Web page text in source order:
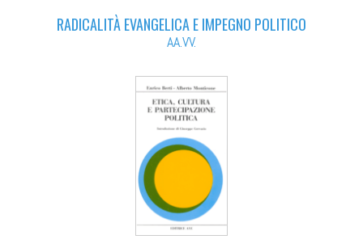
RADICALITÀ EVANGELICA E IMPEGNO POLITICO
AA.VV.